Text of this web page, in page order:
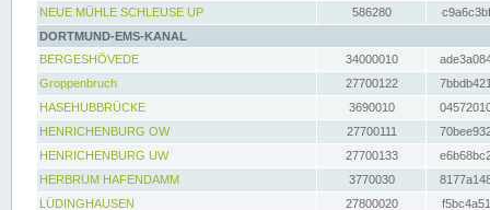
NEUE MÜHLE SCHLEUSE UP
586280
DORTMUND-EMS-KANAL
BERGESHÖVEDE
34000010
Groppenbruch
27700122
HASEHUBBRÜCKE
3690010
HENRICHENBURG OW
27700111
HENRICHENBURG UW
27700133
HERBRUM HAFENDAMM
3770030
LÜDINGHAUSEN
27800020